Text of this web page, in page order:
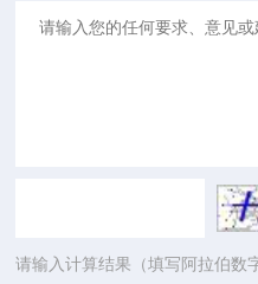
请输入计算结果（填写阿拉伯数